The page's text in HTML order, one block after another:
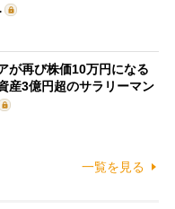
が再び株価10万円になる
産3億円超のサラリーマン
一覧を見る